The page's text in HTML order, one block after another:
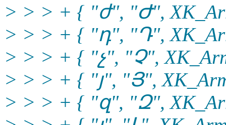
> > > + { "ժ", "Ժ",
> > > + { "դ", "Դ",
> > > + { "չ", "Չ",
> > > + { "յ", "Յ",
> > > + { "զ", "Զ",